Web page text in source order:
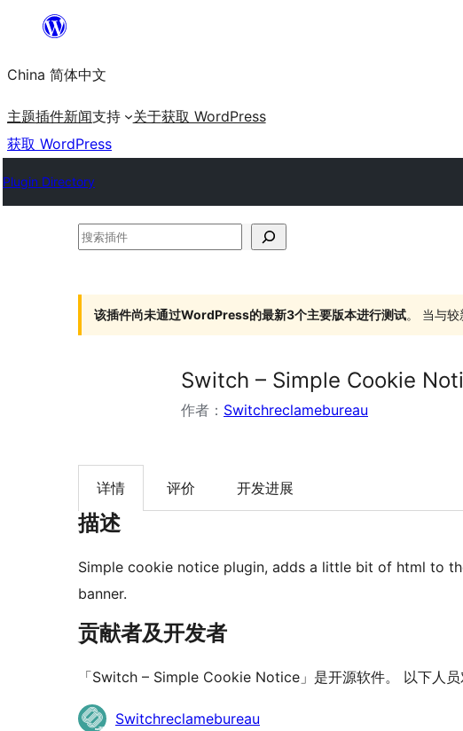
内
容
China 简体中文
主题插件新闻支持 关于获取 WordPress
获取 WordPress
Plugin Directory
搜
该插件尚未通过WordPress的最新3个主要版本进行测试。 当与
Switch – Simple Cookie
作者： Switchreclamebureau
详情 评价 开发进展
描述
Simple cookie notice plugin, adds a little bit of html to
banner.
贡献者及开发者
「Switch – Simple Cookie Notice」是开源软件。 以下人员
贡
Switchreclamebureau